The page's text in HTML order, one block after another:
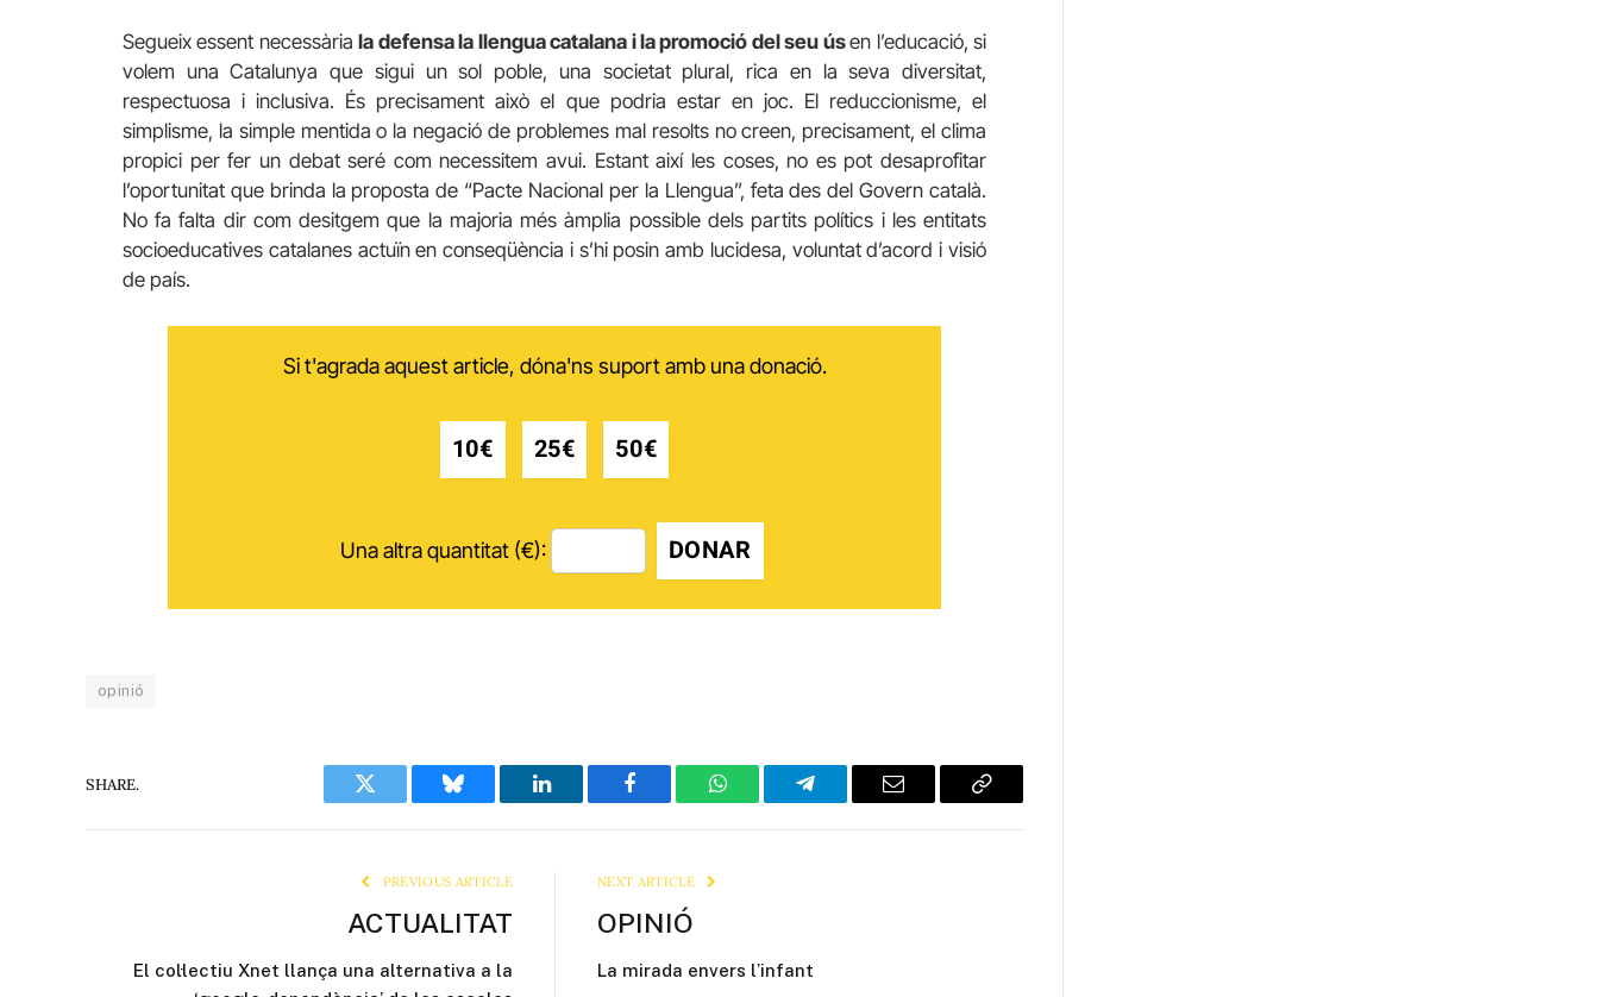
Segueix essent necessàriala defensa la llengua catalana i la promoció del seu úsen l’educació, si
volem una Catalunya que sigui un sol poble, una societat plural, rica en la seva diversitat,
respectuosa i inclusiva. És precisament això el que podria estar en joc. El reduccionisme, el
simplisme, la simple mentida o la negació de problemes mal resolts no creen, precisament, el clima
propici per fer un debat seré com necessitem avui. Estant així les coses, no es pot desaprofitar
l’oportunitat que brinda la proposta de “Pacte Nacional per la Llengua”, feta des del Govern català.
No fa falta dir com desitgem que la majoria més àmplia possible dels partits polítics i les entitats
socioeducatives catalanes actuïn en conseqüència i s’hi posin amb lucidesa, voluntat d’acord i visió
de país.
Si t'agrada aquest article, dóna'ns suport amb una donació.
10€ 25€ 50€
Una altra quantitat (€): DONAR
opinió
SHARE.
Twitter Bluesky LinkedIn Facebook WhatsAppTelegram Email
Copy
PREVIOUS ARTICLE
ACTUALITAT
El col·lectiu Xnet llança una alternativa a la
NEXT ARTICLE
OPINIÓ
La mirada envers l’infant